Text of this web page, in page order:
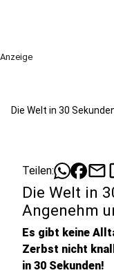
Anzeige
Die Welt in 30
Teilen: mail
Die Welt in
Angenehm
Es gibt keine
Zerbst nicht
in 30 Sekunden!